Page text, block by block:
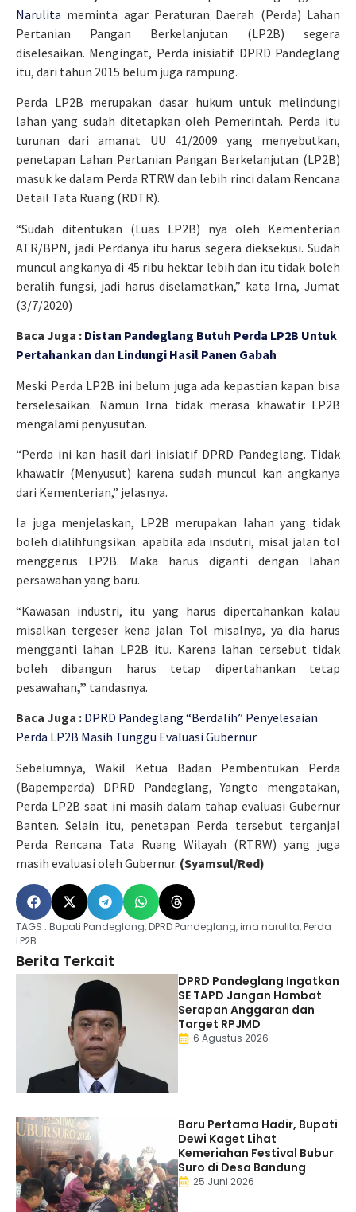
Narulita meminta agar Peraturan Daerah (Perda) Lahan
Pertanian Pangan Berkelanjutan (LP2B) segera
diselesaikan. Mengingat, Perda inisiatif DPRD Pandeglang
itu, dari tahun 2015 belum juga rampung.
Perda LP2B merupakan dasar hukum untuk melindungi
lahan yang sudah ditetapkan oleh Pemerintah. Perda itu
turunan dari amanat UU 41/2009 yang menyebutkan,
penetapan Lahan Pertanian Pangan Berkelanjutan (LP2B)
masuk ke dalam Perda RTRW dan lebih rinci dalam Rencana
Detail Tata Ruang (RDTR).
“Sudah ditentukan (Luas LP2B) nya oleh Kementerian
ATR/BPN, jadi Perdanya itu harus segera dieksekusi. Sudah
muncul angkanya di 45 ribu hektar lebih dan itu tidak boleh
beralih fungsi, jadi harus diselamatkan,” kata Irna, Jumat
(3/7/2020)
Baca Juga : Distan Pandeglang Butuh Perda LP2B Untuk
Pertahankan dan Lindungi Hasil Panen Gabah
Meski Perda LP2B ini belum juga ada kepastian kapan bisa
terselesaikan. Namun Irna tidak merasa khawatir LP2B
mengalami penyusutan.
“Perda ini kan hasil dari inisiatif DPRD Pandeglang. Tidak
khawatir (Menyusut) karena sudah muncul kan angkanya
dari Kementerian,” jelasnya.
Ia juga menjelaskan, LP2B merupakan lahan yang tidak
boleh dialihfungsikan. apabila ada insdutri, misal jalan tol
menggerus LP2B. Maka harus diganti dengan lahan
persawahan yang baru.
“Kawasan industri, itu yang harus dipertahankan kalau
misalkan tergeser kena jalan Tol misalnya, ya dia harus
mengganti lahan LP2B itu. Karena lahan tersebut tidak
boleh dibangun harus tetap dipertahankan tetap
pesawahan,” tandasnya.
Baca Juga : DPRD Pandeglang “Berdalih” Penyelesaian
Perda LP2B Masih Tunggu Evaluasi Gubernur
Sebelumnya, Wakil Ketua Badan Pembentukan Perda
(Bapemperda) DPRD Pandeglang, Yangto mengatakan,
Perda LP2B saat ini masih dalam tahap evaluasi Gubernur
Banten. Selain itu, penetapan Perda tersebut terganjal
Perda Rencana Tata Ruang Wilayah (RTRW) yang juga
masih evaluasi oleh Gubernur. (Syamsul/Red)
TAGS : Bupati Pandeglang,DPRD Pandeglang,irna narulita,Perda
LP2B
Berita Terkait
DPRD Pandeglang Ingatkan
SE TAPD Jangan Hambat
Serapan Anggaran dan
Target RPJMD
6 Agustus 2026
Baru Pertama Hadir, Bupati
Dewi Kaget Lihat
Kemeriahan Festival Bubur
Suro di Desa Bandung
25 Juni 2026